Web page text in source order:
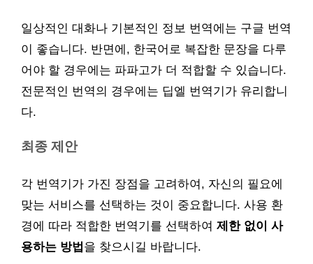
일상적인 대화나 기본적인 정보 번역에는 구글 번역
이 좋습니다. 반면에, 한국어로 복잡한 문장을 다루
어야 할 경우에는 파파고가 더 적합할 수 있습니다.
전문적인 번역의 경우에는 딥엘 번역기가 유리합니
다.
최종 제안
각 번역기가 가진 장점을 고려하여, 자신의 필요에
맞는 서비스를 선택하는 것이 중요합니다. 사용 환
경에 따라 적합한 번역기를 선택하여 제한 없이 사
용하는 방법 을 찾으시길 바랍니다.